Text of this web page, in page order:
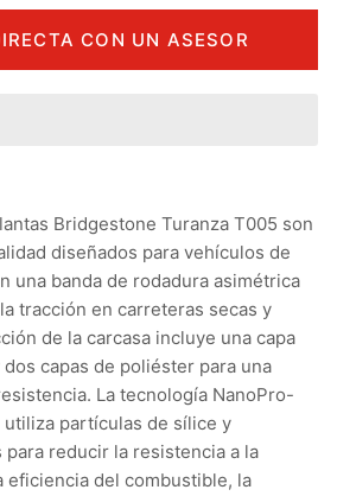
CON UN ASESOR
Bridgestone Turanza T005 son
diseñados para vehículos de
una banda de rodadura asimétrica
tracción en carreteras secas y
de la carcasa incluye una capa
capas de poliéster para una
La tecnología NanoPro-
partículas de sílice y
para reducir la resistencia a la
eficiencia del combustible, la